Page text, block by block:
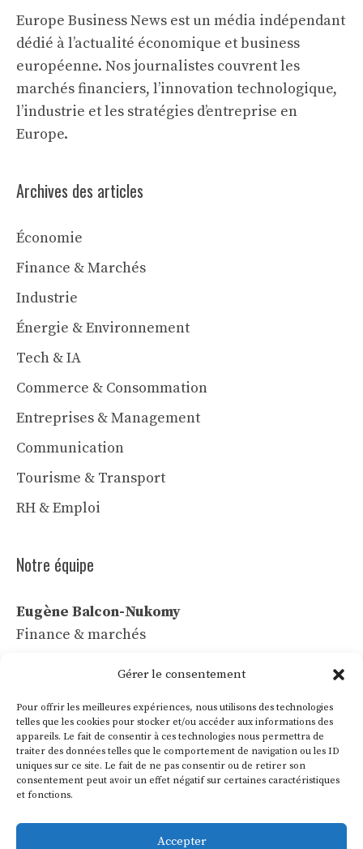
Gérer le consentement
Pour offrir les meilleures expériences, nous utilisons des technologies
telles que les cookies pour stocker et/ou accéder aux informations des
appareils. Le fait de consentir à ces technologies nous permettra de
traiter des données telles que le comportement de navigation ou les ID
uniques sur ce site. Le fait de ne pas consentir ou de retirer son
consentement peut avoir un effet négatif sur certaines caractéristiques
et fonctions.
Accepter
Europe Business News est un média indépendant
dédié à l’actualité économique et business
européenne. Nos journalistes couvrent les
marchés financiers, l’innovation technologique,
l’industrie et les stratégies d’entreprise en
Europe.
Archives des articles
Économie
Finance & Marchés
Industrie
Énergie & Environnement
Tech & IA
Commerce & Consommation
Entreprises & Management
Communication
Tourisme & Transport
RH & Emploi
Notre équipe
Eugène Balcon-Nukomy
Finance & marchés
Céline Vaubert
Léa Voss
Commerce & communication
Roland Villon
Industrie & énergie
Marie Lakanal